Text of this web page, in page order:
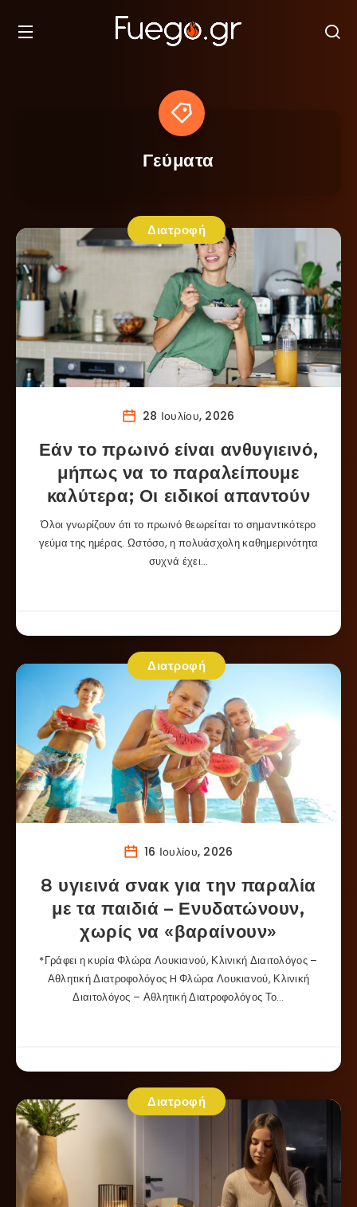
Γεύματα
Διατροφή
28 Ιουλίου, 2026
Εάν το πρωινό είναι ανθυγιεινό,
μήπως να το παραλείπουμε
καλύτερα; Οι ειδικοί απαντούν
Όλοι γνωρίζουν ότι το πρωινό θεωρείται το σημαντικότερο
γεύμα της ημέρας. Ωστόσο, η πολυάσχολη καθημερινότητα
συχνά έχει…
Διατροφή
16 Ιουλίου, 2026
8 υγιεινά σνακ για την παραλία
με τα παιδιά – Ενυδατώνουν,
χωρίς να «βαραίνουν»
*Γράφει η κυρία Φλώρα Λουκιανού, Κλινική Διαιτολόγος –
Αθλητική Διατροφολόγος H Φλώρα Λουκιανού, Κλινική
Διαιτολόγος – Αθλητική Διατροφολόγος Το…
Διατροφή